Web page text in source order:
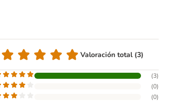
Valoración total (3)
(3)
(0)
(0)